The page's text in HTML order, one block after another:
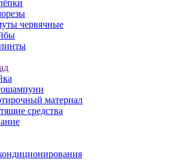
червячные
материал
средства